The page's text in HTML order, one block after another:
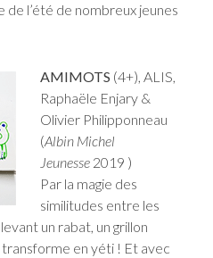
de l’été de nombreux jeunes
AMIMOTS (4+), ALIS,
Raphaële Enjary &
Olivier Philipponneau
(Albin Michel
Jeunesse 2019 )
Par la magie des
similitudes entre les
un rabat, un grillon
transforme en yéti ! Et avec